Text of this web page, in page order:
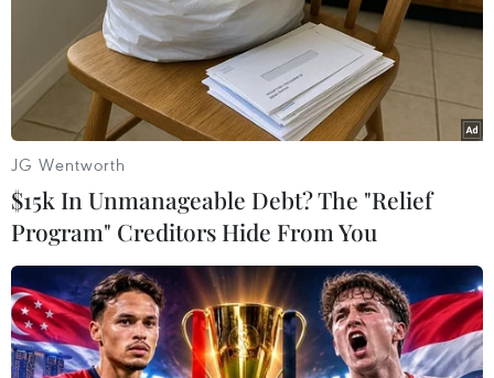
Tuy nhiên, những thay đổi chưa kịp phát huy thì Inter lại phải
nhận bàn thua sau pha dứt điểm của Doué ở phút 63. (Nguồn:
AP)
JG Wentworth
$15k In Unmanageable Debt? The "Relief
Program" Creditors Hide From You